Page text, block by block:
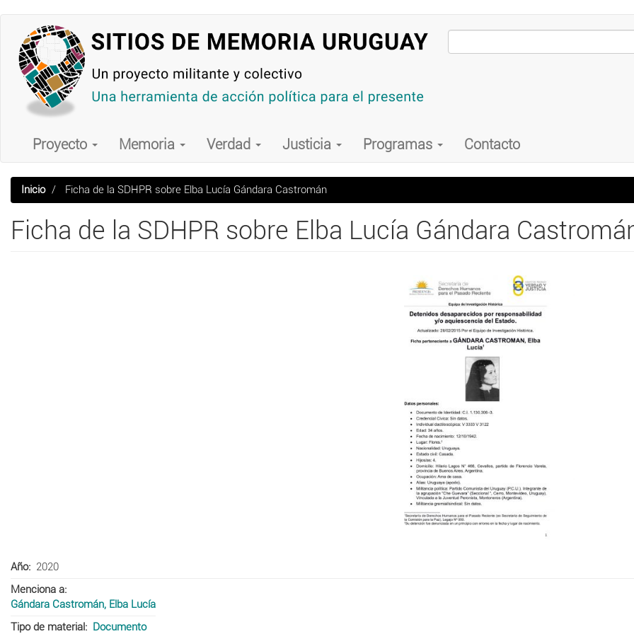
contenido
principal
Main
navigation
Proyecto Memoria Verdad Justicia Programas Contacto
Inicio Ficha de la SDHPR sobre Elba Lucía Gándara Castromán
Ficha de la SDHPR sobre Elba Lucía Gándara
Año
2020
Menciona a
Gándara Castromán, Elba Lucía
Tipo de material
Documento